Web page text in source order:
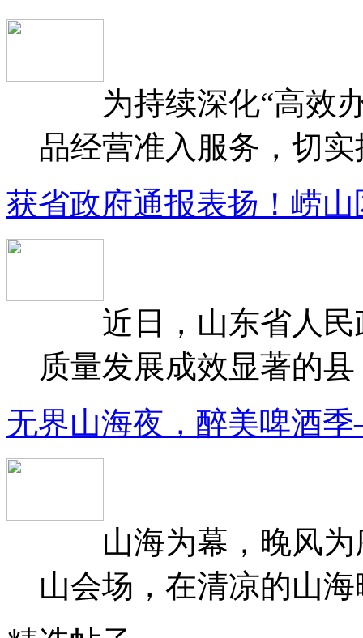
为持续深化“高效办
品经营准入服务，切
获省政府通报表扬！崂
近日，山东省人民
质量发展成效显著的
无界山海夜，醉美啤酒
山海为幕，晚风为
山会场，在清凉的山